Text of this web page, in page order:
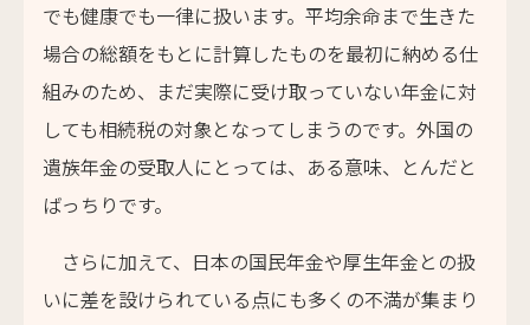
でも健康でも一律に扱います。平均余命まで生きた
場合の総額をもとに計算したものを最初に納める仕
組みのため、まだ実際に受け取っていない年金に対
しても相続税の対象となってしまうのです。外国の
遺族年金の受取人にとっては、ある意味、とんだと
ばっちりです。
さらに加えて、日本の国民年金や厚生年金との扱
いに差を設けられている点にも多くの不満が集まり